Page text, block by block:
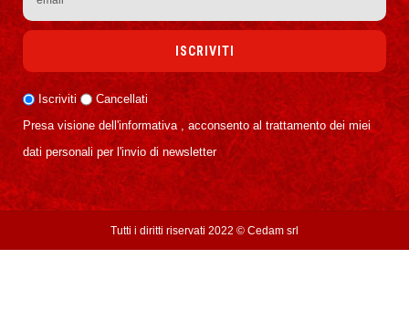
Iscriviti
Cancellati
Presa visione dell'informativa , acconsento al trattamento dei miei
dati personali per l'invio di newsletter
Tutti i diritti riservati 2022 © Cedam srl